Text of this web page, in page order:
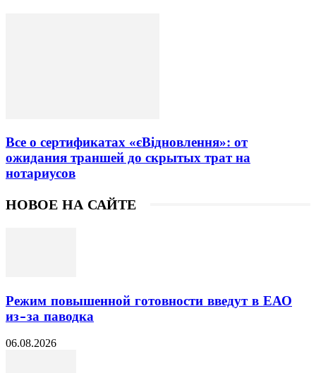
Все о сертификатах «єВідновлення»: от
ожидания траншей до скрытых трат на
нотариусов
НОВОЕ НА САЙТЕ
Режим повышенной готовности введут в ЕАО
из-за паводка
06.08.2026